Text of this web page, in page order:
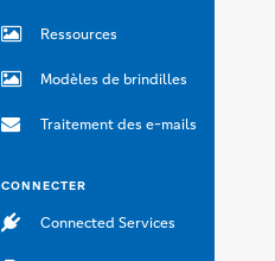
Ressources
Modèles de brindilles
Traitement des e-mails
CONNECTER
Connected Services